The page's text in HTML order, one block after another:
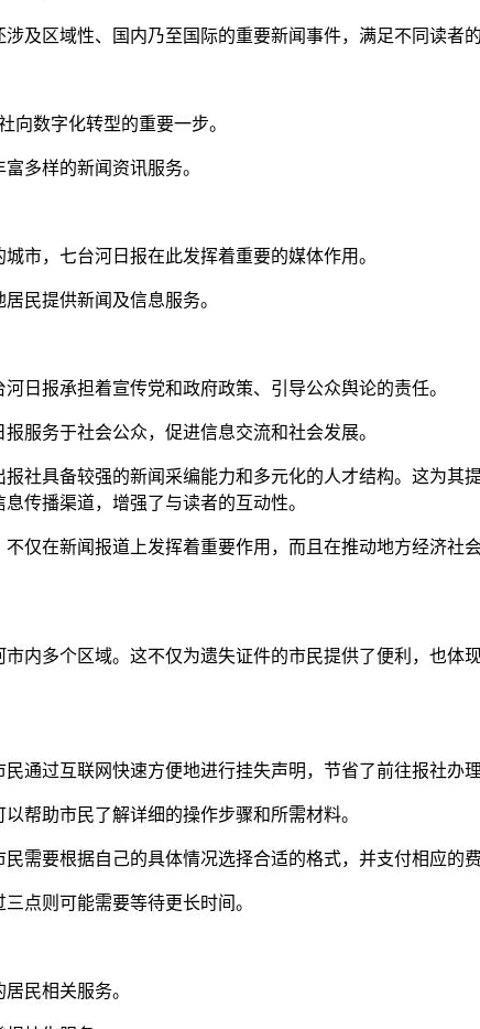
及区域性、国内乃至国际的重要新闻事件，满足不同读者的
向数字化转型的重要一步。
多样的新闻资讯服务。
市，七台河日报在此发挥着重要的媒体作用。
民提供新闻及信息服务。
日报承担着宣传党和政府政策、引导公众舆论的责任。
服务于社会公众，促进信息交流和社会发展。
社具备较强的新闻采编能力和多元化的人才结构。这为
传播渠道，增强了与读者的互动性。
仅在新闻报道上发挥着重要作用，而且在推动地方经济社
内多个区域。这不仅为遗失证件的市民提供了便利，也体
通过互联网快速方便地进行挂失声明，节省了前往报社办理
帮助市民了解详细的操作步骤和所需材料。
需要根据自己的具体情况选择合适的格式，并支付相应的费
点则可能需要等待更长时间。
民相关服务。